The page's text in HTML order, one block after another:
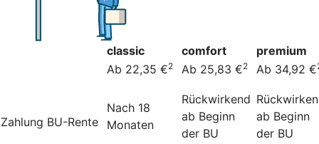
classic comfort
premium
Ab 22,35 €2 Ab 25,83 €2 Ab 34,92 €
Zahlung BU-Rente
Nach 18
Monaten
Rückwirkend
ab Beginn
der BU
ab Beginn
der BU